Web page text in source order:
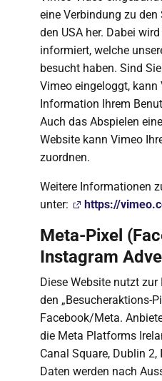
eine Verbindung zu den
den USA her. Dabei
informiert, welche
besucht haben. Sind
Vimeo eingeloggt, kann
Information Ihrem
Auch das Abspielen
Website kann Vimeo
zuordnen.
Weitere Informationen
unter:
https://
Meta-Pixel
Instagram
Diese Website nutzt
den „Besucheraktions-
Facebook/Meta.
die Meta Platforms
Canal Square, Dublin
Daten werden nach